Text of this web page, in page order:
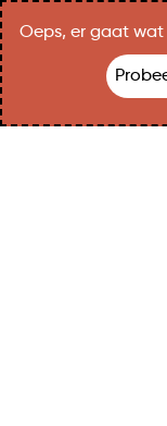
Oeps, er gaat